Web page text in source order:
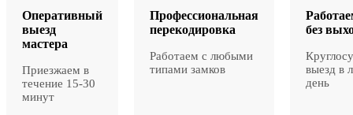
Оперативный
выезд
мастера
Приезжаем в
течение 15-30
минут
Профессиональная
перекодировка
Работаем с любыми
типами замков
без
выезд в
день